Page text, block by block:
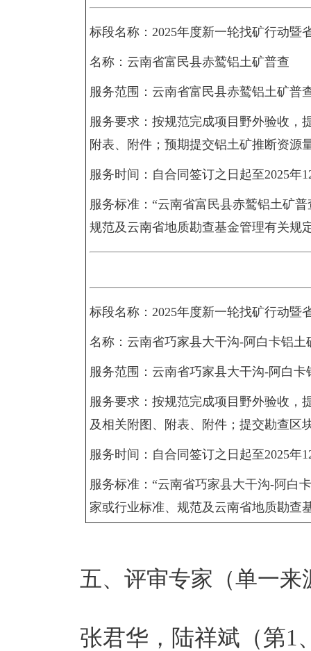
标段名称：2025年度新一轮找矿行动暨
名称：云南省富民县赤鹫铝土矿普查
服务范围：云南省富民县赤鹫铝土矿普
服务要求：按规范完成项目野外验收，
附表、附件；预期提交铝土矿推断资源
服务时间：自合同签订之日起至2025年
服务标准：“云南省富民县赤鹫铝土矿
规范及云南省地质勘查基金管理有关规
标段名称：2025年度新一轮找矿行动暨
名称：云南省巧家县大干沟-阿白卡铝土
服务范围：云南省巧家县大干沟-阿白卡
服务要求：按规范完成项目野外验收，
及相关附图、附表、附件；提交勘查区
服务时间：自合同签订之日起至2025年
服务标准：“云南省巧家县大干沟-阿白
家或行业标准、规范及云南省地质勘查
五、评审专家（单一
张君华，陆祥斌（第1